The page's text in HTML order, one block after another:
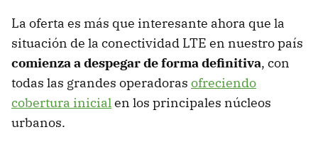
La oferta es más que interesante ahora que la
situación de la conectividad LTE en nuestro país
comienza a despegar de forma definitiva, con
todas las grandes operadoras ofreciendo
cobertura inicialen los principales núcleos
urbanos.